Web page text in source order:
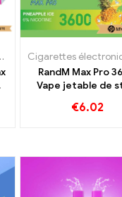
,E-cigarettes
jetables
RandM Max Pro
Vape jetable de
dessin animé
€6.02